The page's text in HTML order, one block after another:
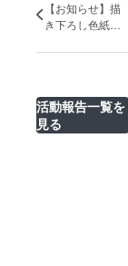
【お知らせ】描
き下ろし色紙
ン内容につきま
活動報告一覧を
見る